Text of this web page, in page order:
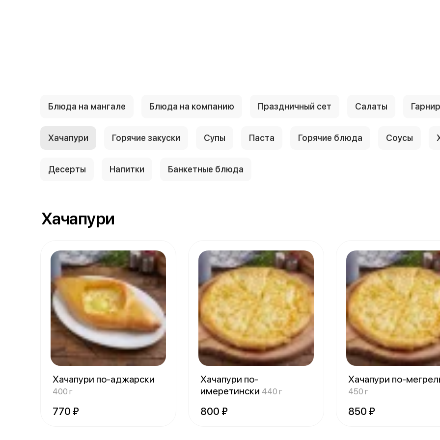
Блюда на мангале Блюда на компанию Праздничный сет Салаты
Хачапури Горячие закуски Супы Паста Горячие блюда Соусы
Десерты Напитки Банкетные блюда
Хачапури
Хачапури по-аджарски
400 г
770 ₽
Хачапури по-
имеретински 440 г
800 ₽
Хачапури по-
450 г
850 ₽